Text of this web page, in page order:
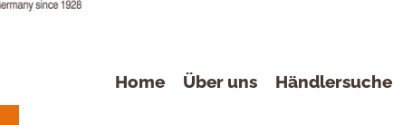
Home Über uns Händlersuche